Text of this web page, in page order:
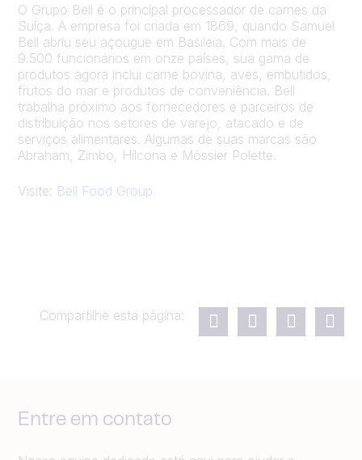
O Grupo Bell é o principal processador de carnes da
Suíça. A empresa foi criada em 1869, quando Samuel
Bell abriu seu açougue em Basileia. Com mais de
9.500 funcionários em onze países, sua gama de
produtos agora inclui carne bovina, aves, embutidos,
frutos do mar e produtos de conveniência. Bell
trabalha próximo aos fornecedores e parceiros de
distribuição nos setores de varejo, atacado e de
serviços alimentares. Algumas de suas marcas são
Abraham, Zimbo, Hilcona e Môssier Polette.
Visite: Bell Food Group
Compartilhe esta página:
Entre em contato